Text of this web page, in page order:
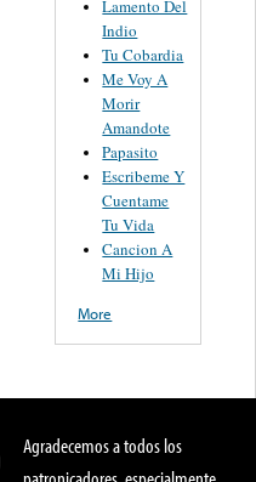
Lamento Del
Indio
Tu Cobardia
Me Voy A
Morir
Amandote
Papasito
Escribeme Y
Cuentame
Tu Vida
Cancion A
Mi Hijo
More
Agradecemos a todos los